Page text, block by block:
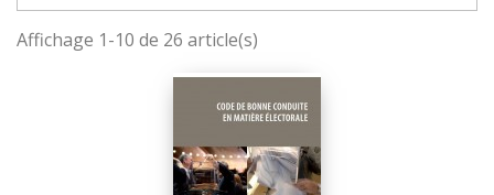
Affichage 1-10 de 26 article(s)